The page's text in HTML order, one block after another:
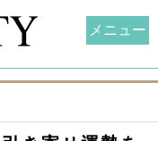
メニュー